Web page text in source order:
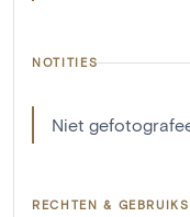
NOTITIES
Niet
RECHTEN &